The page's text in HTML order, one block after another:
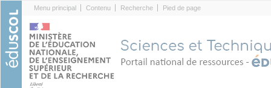
Menu principal Contenu Recherche Pied de page